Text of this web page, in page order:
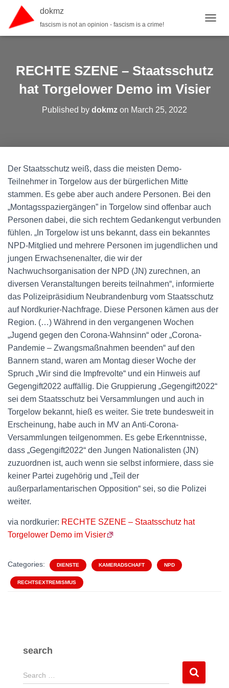
dokmz
fascism is not an opinion - fascism is a crime!
RECHTE SZENE – Staatsschutz
hat Torgelower Demo im Visier
Published by dokmz on March 25, 2022
Der Staatsschutz weiß, dass die meisten Demo-
Teilnehmer in Torgelow aus der bürgerlichen Mitte
stammen. Es gebe aber auch andere Personen. Bei den
„Montagsspaziergängen” in Torgelow sind offenbar auch
Personen dabei, die sich rechtem Gedankengut verbunden
fühlen. „In Torgelow ist uns bekannt, dass ein bekanntes
NPD-Mitglied und mehrere Personen im jugendlichen und
jungen Erwachsenenalter, die wir der
Nachwuchsorganisation der NPD (JN) zurechnen, an
diversen Veranstaltungen bereits teilnahmen“, informierte
das Polizeipräsidium Neubrandenburg vom Staatsschutz
auf Nordkurier-Nachfrage. Diese Personen kämen aus der
Region. (…) Während in den vergangenen Wochen
„Jugend gegen den Corona-Wahnsinn“ oder „Corona-
Pandemie – Zwangsmaßnahmen beenden“ auf den
Bannern stand, waren am Montag dieser Woche der
Spruch „Wir sind die Impfrevolte“ und ein Hinweis auf
Gegengift2022 auffällig. Die Gruppierung „Gegengift2022“
sei dem Staatsschutz bei Versammlungen und auch in
Torgelow bekannt, hieß es weiter. Sie trete bundesweit in
Erscheinung, habe auch in MV an Anti-Corona-
Versammlungen teilgenommen. Es gebe Erkenntnisse,
dass „Gegengift2022“ den Jungen Nationalisten (JN)
zuzuordnen ist, auch wenn sie selbst informiere, dass sie
keiner Partei zugehörig und „Teil der
außerparlamentarischen Opposition“ sei, so die Polizei
weiter.
via nordkurier: RECHTE SZENE – Staatsschutz hat
Torgelower Demo im Visier
Categories: DIENSTE KAMERADSCHAFT NPD
RECHTSEXTREMISMUS
search
S
e
Search …